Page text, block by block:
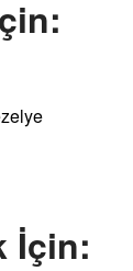
İçin: